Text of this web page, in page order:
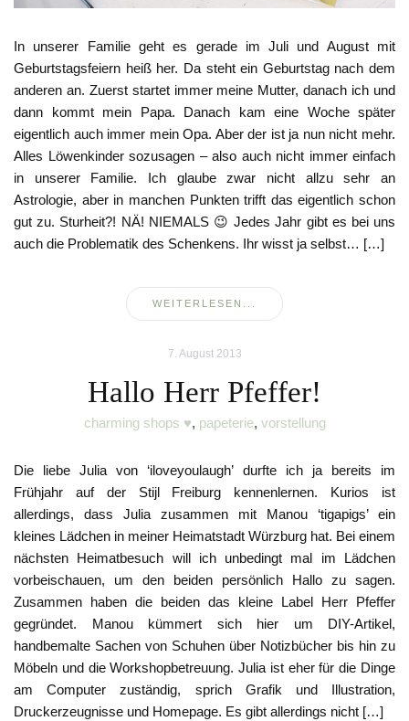
In unserer Familie geht es gerade im Juli und August mit
Geburtstagsfeiern heiß her. Da steht ein Geburtstag nach dem
anderen an. Zuerst startet immer meine Mutter, danach ich und
dann kommt mein Papa. Danach kam eine Woche später
eigentlich auch immer mein Opa. Aber der ist ja nun nicht mehr.
Alles Löwenkinder sozusagen – also auch nicht immer einfach
in unserer Familie. Ich glaube zwar nicht allzu sehr an
Astrologie, aber in manchen Punkten trifft das eigentlich schon
gut zu. Sturheit?! NÄ! NIEMALS 😉 Jedes Jahr gibt es bei uns
auch die Problematik des Schenkens. Ihr wisst ja selbst… […]
WEITERLESEN...
7. August 2013
Hallo Herr Pfeffer!
charming shops ♥, papeterie, vorstellung
Die liebe Julia von ‘iloveyoulaugh’ durfte ich ja bereits im
Frühjahr auf der Stijl Freiburg kennenlernen. Kurios ist
allerdings, dass Julia zusammen mit Manou ‘tigapigs’ ein
kleines Lädchen in meiner Heimatstadt Würzburg hat. Bei einem
nächsten Heimatbesuch will ich unbedingt mal im Lädchen
vorbeischauen, um den beiden persönlich Hallo zu sagen.
Zusammen haben die beiden das kleine Label Herr Pfeffer
gegründet. Manou kümmert sich hier um DIY-Artikel,
handbemalte Sachen von Schuhen über Notizbücher bis hin zu
Möbeln und die Workshopbetreuung. Julia ist eher für die Dinge
am Computer zuständig, sprich Grafik und Illustration,
Druckerzeugnisse und Homepage. Es gibt allerdings nicht […]